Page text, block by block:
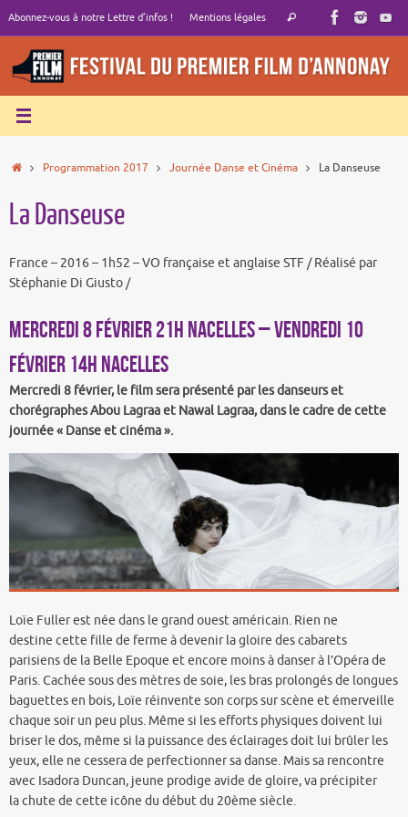
contenu
Abonnez-vous à notre Lettre d’infos ! Mentions légales
Recherche
Rechercher
AccueilProgrammation 2017 Journée Danse et Cinéma La Danseuse
La Danseuse
France – 2016 – 1h52 – VO française et anglaise STF / Réalisé par
Stéphanie Di Giusto /
MERCREDI 8 FÉVRIER 21h NACELLES – VENDREDI 10
FÉVRIER 14h NACELLES
Mercredi 8 février, le film sera présenté par les danseurs et
chorégraphes Abou Lagraa et Nawal Lagraa, dans le cadre de cette
journée « Danse et cinéma ».
Loïe Fuller est née dans le grand ouest américain. Rien ne
destine cette fille de ferme à devenir la gloire des cabarets
parisiens de la Belle Epoque et encore moins à danser à l’Opéra de
Paris. Cachée sous des mètres de soie, les bras prolongés de longues
baguettes en bois, Loïe réinvente son corps sur scène et émerveille
chaque soir un peu plus. Même si les efforts physiques doivent lui
briser le dos, même si la puissance des éclairages doit lui brûler les
yeux, elle ne cessera de perfectionner sa danse. Mais sa rencontre
avec Isadora Duncan, jeune prodige avide de gloire, va précipiter
la chute de cette icône du début du 20ème siècle.